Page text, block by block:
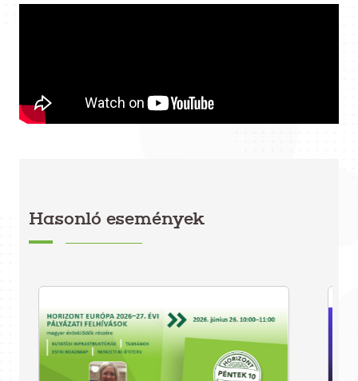
Hasonló események